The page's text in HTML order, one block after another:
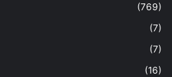
(769)
(7)
(7)
(16)